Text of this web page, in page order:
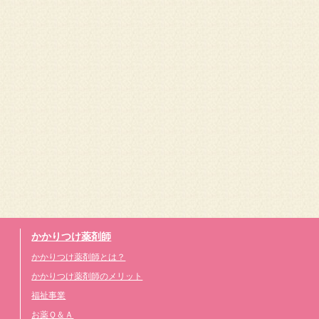
かかりつけ薬剤師
かかりつけ薬剤師とは？
かかりつけ薬剤師のメリット
福祉事業
お薬Ｑ＆Ａ